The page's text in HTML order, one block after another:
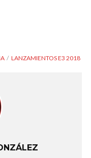
LANZAMIENTOS E3 2018